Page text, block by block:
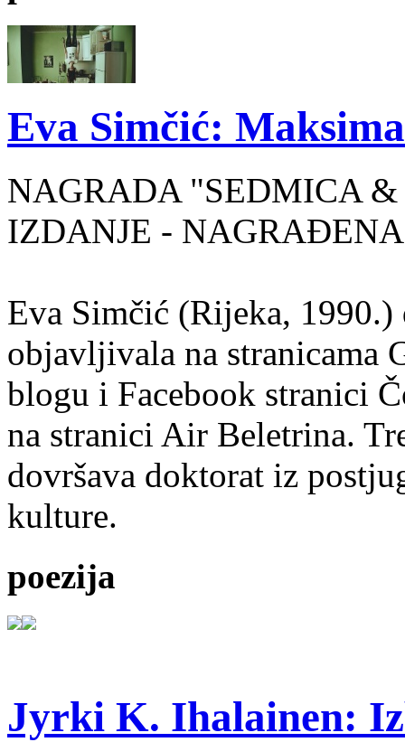
Eva Simčić:
NAGRADA "SEDMICA
IZDANJE -
Eva Simčić (Rijeka, 1990.)
objavljivala na stranicama
blogu i Facebook stranici
na stranici Air Beletrina.
dovršava doktorat iz
kulture.
poezija
Jyrki K. Ihalainen: